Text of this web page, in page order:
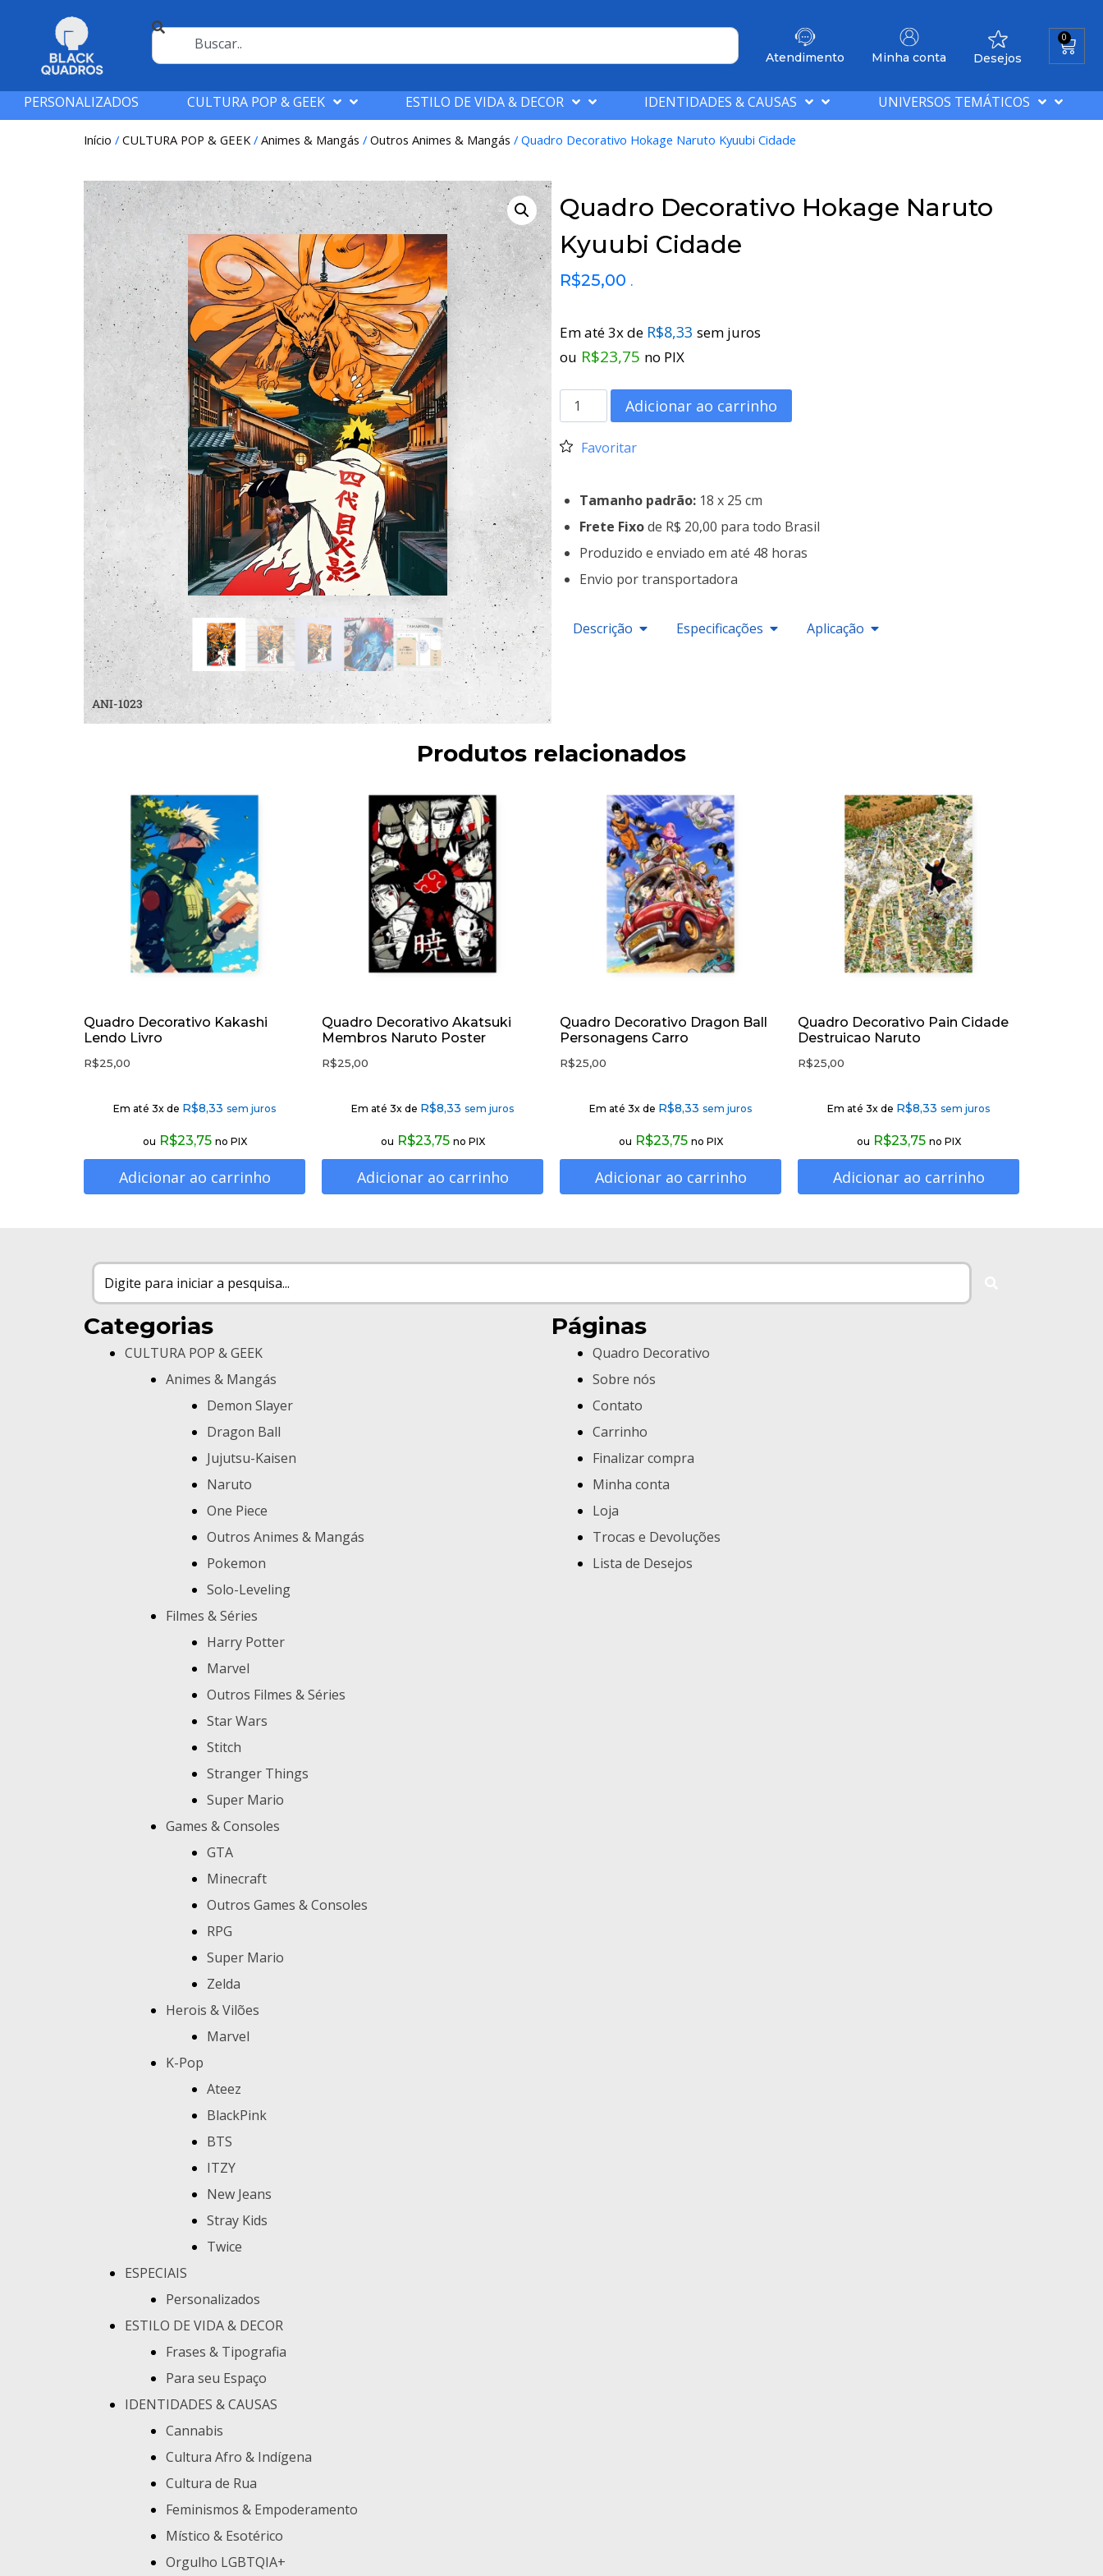
Atendimento Minha conta Desejos
0
PERSONALIZADOS CULTURA POP & GEEK ESTILO DE VIDA & DECOR IDENTIDADES & CAUSAS UNIVERSOS TEMÁTICOS
Início / CULTURA POP & GEEK/ Animes & Mangás / Outros Animes & Mangás / Quadro Decorativo Hokage Naruto Kyuubi Cidade
ANI-1023
Quadro Decorativo Hokage Naruto
Kyuubi Cidade
R$25,00 .
Em até 3x de R$8,33 sem juros
ou R$23,75 no PIX
Adicionar ao carrinho
Favoritar
Tamanho padrão: 18 x 25 cm
Frete Fixode R$ 20,00 para todo Brasil
Produzido e enviado em até 48 horas
Envio por transportadora
Descrição Especificações Aplicação
Produtos relacionados
Quadro Decorativo Kakashi
Lendo Livro
R$25,00
Em até 3x de R$8,33 sem juros
ou R$23,75 no PIX
Adicionar ao carrinho
Quadro Decorativo Akatsuki
Membros Naruto Poster
R$25,00
Em até 3x de R$8,33 sem juros
ou R$23,75 no PIX
Adicionar ao carrinho
Quadro Decorativo Dragon Ball
Personagens Carro
R$25,00
Em até 3x de R$8,33 sem juros
ou R$23,75 no PIX
Adicionar ao carrinho
Quadro Decorativo Pain Cidade
Destruicao Naruto
R$25,00
Em até 3x de R$8,33 sem juros
ou R$23,75 no PIX
Adicionar ao carrinho
Categorias
CULTURA POP & GEEK
Animes & Mangás
Demon Slayer
Dragon Ball
Jujutsu-Kaisen
Naruto
One Piece
Outros Animes & Mangás
Pokemon
Solo-Leveling
Filmes & Séries
Harry Potter
Marvel
Outros Filmes & Séries
Star Wars
Stitch
Stranger Things
Super Mario
Games & Consoles
GTA
Minecraft
Outros Games & Consoles
RPG
Super Mario
Zelda
Herois & Vilões
Marvel
K-Pop
Ateez
BlackPink
BTS
ITZY
New Jeans
Stray Kids
Twice
ESPECIAIS
Personalizados
ESTILO DE VIDA & DECOR
Frases & Tipografia
Para seu Espaço
IDENTIDADES & CAUSAS
Cannabis
Cultura Afro & Indígena
Cultura de Rua
Feminismos & Empoderamento
Místico & Esotérico
Orgulho LGBTQIA+
Páginas
Quadro Decorativo
Sobre nós
Contato
Carrinho
Finalizar compra
Minha conta
Loja
Trocas e Devoluções
Lista de Desejos